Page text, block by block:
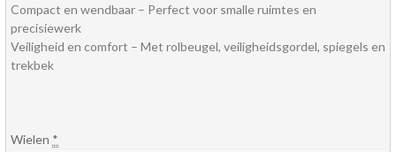
Compact en wendbaar – Perfect voor smalle ruimtes en
precisiewerk
Veiligheid en comfort – Met rolbeugel, veiligheidsgordel, spiegels en
trekbek
Wielen *